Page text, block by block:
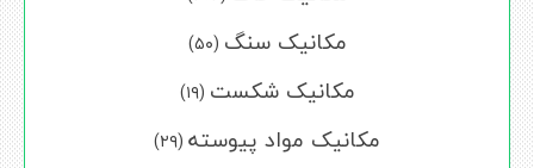
مکانیک سنگ (۵۰)
مکانیک شکست (۱۹)
مکانیک مواد پیوسته (۲۹)